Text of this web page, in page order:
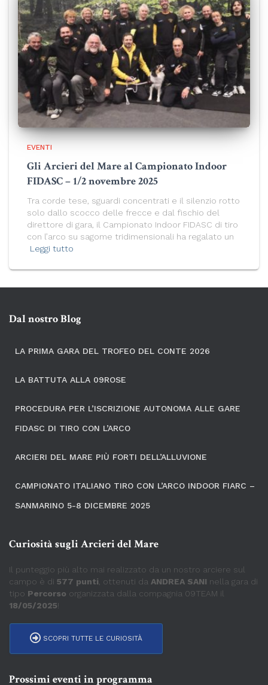
EVENTI
Gli Arcieri del Mare al Campionato Indoor
FIDASC – 1/2 novembre 2025
Tra corde tese, sguardi concentrati e il silenzio rotto
solo dallo scocco delle frecce e dal fischio del
direttore di gara, il Campionato Indoor FIDASC di tiro
con l’arco su sagome tridimensionali ha regalato un
Leggi tutto
Dal nostro Blog
LA PRIMA GARA DEL TROFEO DEL CONTE 2026
LA BATTUTA ALLA 09ROSE
PROCEDURA PER L’ISCRIZIONE AUTONOMA ALLE GARE
FIDASC DI TIRO CON L’ARCO
ARCIERI DEL MARE PIÙ FORTI DELL’ALLUVIONE
CAMPIONATO ITALIANO TIRO CON L’ARCO INDOOR FIARC –
SANMARINO 5-8 DICEMBRE 2025
Curiosità sugli Arcieri del Mare
Il punteggio più alto mai realizzato da un nostro arciere sul
campo è di 577 punti , ottenuti da ANDREA SANI nella gara di
tipo Percorso organizzata dalla compagnia 09TEAM il
18/05/2025!
SCOPRI TUTTE LE CURIOSITÀ
Prossimi eventi in programma